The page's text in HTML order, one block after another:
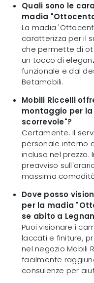
Quali sono le
madia
La madia
caratterizza per il
che permette di
un tocco di
funzionale e dal
Betamobili.
Mobili Riccelli
montaggio per
scorrevole"?
Certamente. Il
personale interno
incluso nel prezzo.
preavviso
massima
Dove posso
per la madia
se abito a
Puoi visionare i
laccati e finiture,
nel negozio Mobili
facilmente
consulenze per